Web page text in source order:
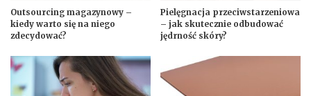
Outsourcing magazynowy –
kiedy warto się na niego
zdecydować?
Pielęgnacja przeciwstarzeniowa
– jak skutecznie odbudować
jędrność skóry?